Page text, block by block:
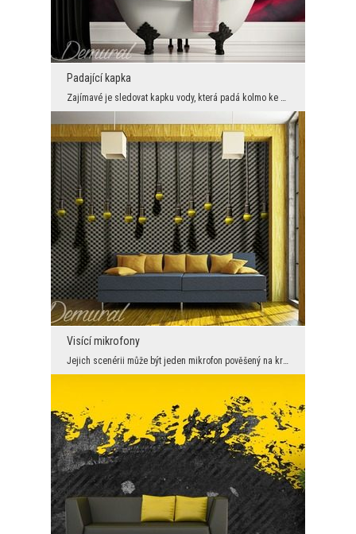
Padající kapka
Zajímavé je sledovat kapku vody, která padá kolmo ke hladině. A ještě zajímavější je, když si sam...
Visící mikrofony
Jejich scenérii může být jeden mikrofon pověšený na krátkou vzdálenost, takže je možné vidět pouz...